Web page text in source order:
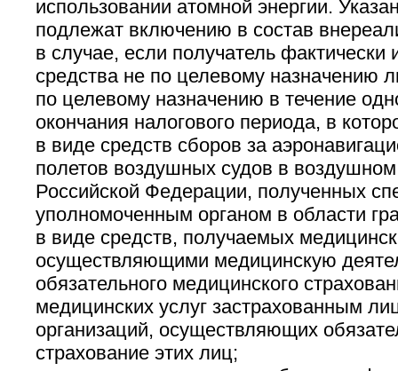
использовании атомной энергии.
подлежат включению в состав
в случае, если получатель фактически
средства не по целевому назначению
по целевому назначению в течение
окончания налогового периода, в
в виде средств сборов за
полетов воздушных судов в воздушном
Российской Федерации, полученных
уполномоченным органом в области
в виде средств, получаемых
осуществляющими медицинскую
обязательного медицинского
медицинских услуг застрахованным
организаций, осуществляющих
страхование этих лиц;